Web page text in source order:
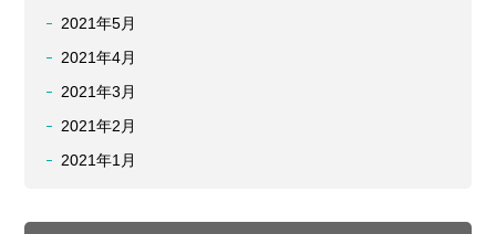
2021年5月
2021年4月
2021年3月
2021年2月
2021年1月